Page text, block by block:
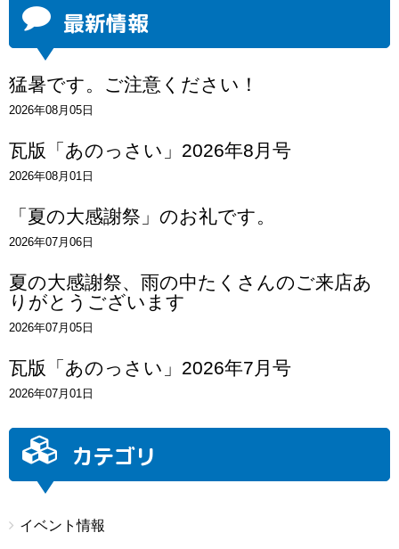
最新情報
猛暑です。ご注意ください！
2026年08月05日
瓦版「あのっさい」2026年8月号
2026年08月01日
「夏の大感謝祭」のお礼です。
2026年07月06日
夏の大感謝祭、雨の中たくさんのご来店あ
りがとうございます
2026年07月05日
瓦版「あのっさい」2026年7月号
2026年07月01日
カテゴリ
イベント情報